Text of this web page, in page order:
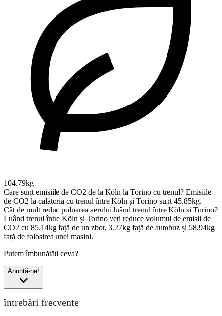
104.79kg
Care sunt emisiile de CO2 de la Köln la Torino cu trenul? Emisiile
de CO2 la calatoria cu trenul între Köln și Torino sunt 45.85kg.
Cât de mult reduc poluarea aerului luând trenul între Köln și Torino?
Luând trenul între Köln și Torino veți reduce volumul de emisii de
CO2 cu 85.14kg față de un zbor, 3.27kg față de autobuz și 58.94kg
față de folosirea unei mașini.
Putem îmbunătăți ceva?
Anunță-ne!
întrebări frecvente